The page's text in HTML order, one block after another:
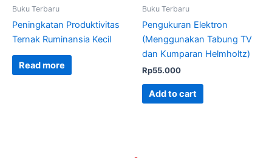
Buku Terbaru
Peningkatan Produktivitas
Ternak Ruminansia Kecil
Read more
Buku Terbaru
Pengukuran Elektron
(Menggunakan Tabung TV
dan Kumparan Helmholtz)
Rp55.000
Add to cart